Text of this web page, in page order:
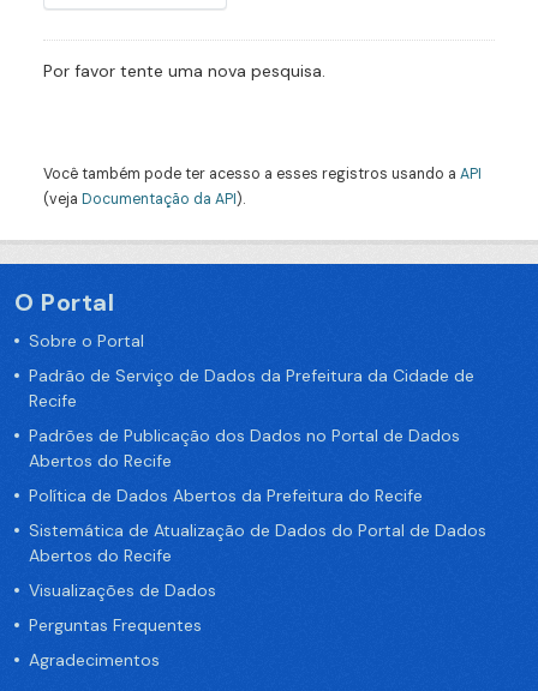
Por favor tente uma nova pesquisa.
Você também pode ter acesso a esses registros usando a API
(veja Documentação da API).
O Portal
Sobre o Portal
Padrão de Serviço de Dados da Prefeitura da Cidade de
Recife
Padrões de Publicação dos Dados no Portal de Dados
Abertos do Recife
Política de Dados Abertos da Prefeitura do Recife
Sistemática de Atualização de Dados do Portal de Dados
Abertos do Recife
Visualizações de Dados
Perguntas Frequentes
Agradecimentos